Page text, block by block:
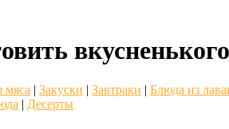
вкусненького
мяса | Закуски | Завтраки | Блюда из
| Десерты